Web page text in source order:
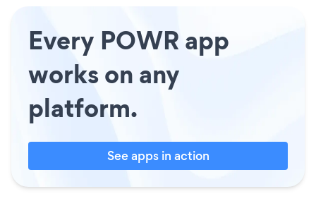
Every POWR app
works on any
platform.
See apps in action